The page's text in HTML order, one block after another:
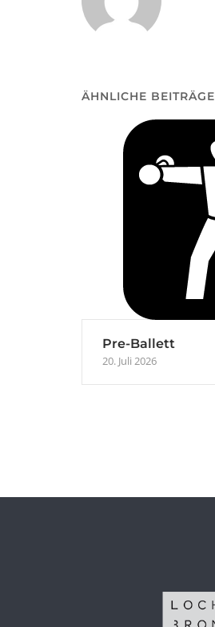
ÄHNLICHE BEITRÄGE
Pre-Ballett
20. Juli 2026